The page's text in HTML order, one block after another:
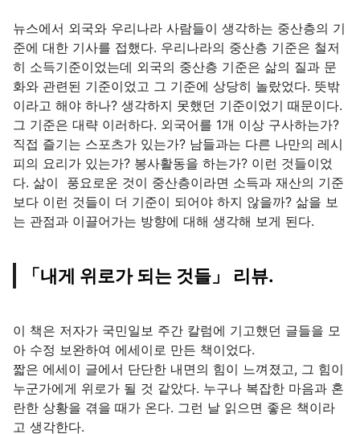
뉴스에서 외국와 우리나라 사람들이 생각하는 중산층의 기
준에 대한 기사를 접했다. 우리나라의 중산층 기준은 철저
히 소득기준이었는데 외국의 중산층 기준은 삶의 질과 문
화와 관련된 기준이었고 그 기준에 상당히 놀랐었다. 뜻밖
이라고 해야 하나? 생각하지 못했던 기준이었기 때문이다.
그 기준은 대략 이러하다. 외국어를 1개 이상 구사하는가?
직접 즐기는 스포츠가 있는가? 남들과는 다른 나만의 레시
피의 요리가 있는가? 봉사활동을 하는가? 이런 것들이었
다. 삶이 풍요로운 것이 중산층이라면 소득과 재산의 기준
보다 이런 것들이 더 기준이 되어야 하지 않을까? 삶을 보
는 관점과 이끌어가는 방향에 대해 생각해 보게 된다.
「내게 위로가 되는 것들」 리뷰.
이 책은 저자가 국민일보 주간 칼럼에 기고했던 글들을 모
아 수정 보완하여 에세이로 만든 책이었다.
짧은 에세이 글에서 단단한 내면의 힘이 느껴졌고, 그 힘이
누군가에게 위로가 될 것 같았다. 누구나 복잡한 마음과 혼
란한 상황을 겪을 때가 온다. 그런 날 읽으면 좋은 책이라
고 생각한다.